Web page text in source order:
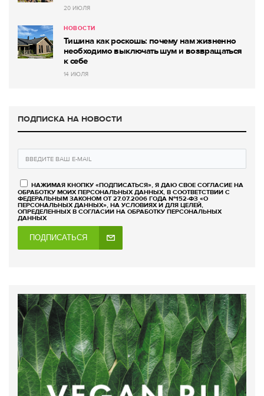
20 ИЮЛЯ
НОВОСТИ
Тишина как роскошь: почему нам жизненно
необходимо выключать шум и возвращаться
к себе
14 ИЮЛЯ
ПОДПИСКА НА НОВОСТИ
НАЖИМАЯ КНОПКУ «ПОДПИСАТЬСЯ», Я ДАЮ СВОЕ СОГЛАСИЕ НА
ОБРАБОТКУ МОИХ ПЕРСОНАЛЬНЫХ ДАННЫХ, В СООТВЕТСТВИИ С
ФЕДЕРАЛЬНЫМ ЗАКОНОМ ОТ 27.07.2006 ГОДА №152-ФЗ «О
ПЕРСОНАЛЬНЫХ ДАННЫХ», НА УСЛОВИЯХ И ДЛЯ ЦЕЛЕЙ,
ОПРЕДЕЛЕННЫХ В СОГЛАСИИ НА ОБРАБОТКУ ПЕРСОНАЛЬНЫХ
ДАННЫХ
ПОДПИСАТЬСЯ